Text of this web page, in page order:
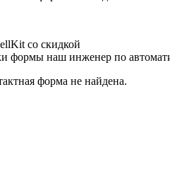
со скидкой
формы наш инженер по
форма не найдена.